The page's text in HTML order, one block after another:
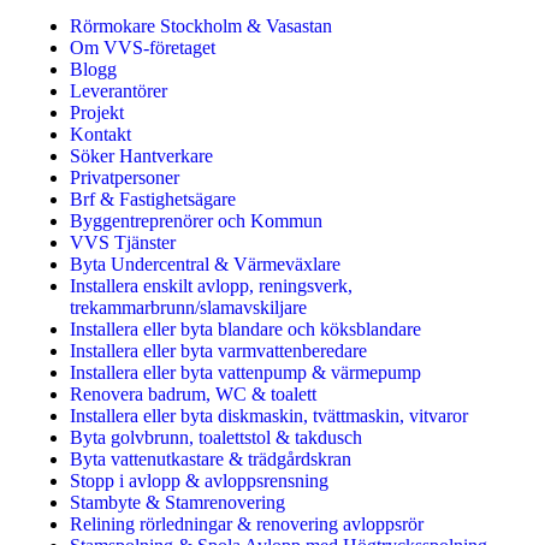
Rörmokare Stockholm & Vasastan
Om VVS-företaget
Blogg
Leverantörer
Projekt
Kontakt
Söker Hantverkare
Privatpersoner
Brf & Fastighetsägare
Byggentreprenörer och Kommun
VVS Tjänster
Byta Undercentral & Värmeväxlare
Installera enskilt avlopp, reningsverk,
trekammarbrunn/slamavskiljare
Installera eller byta blandare och köksblandare
Installera eller byta varmvattenberedare
Installera eller byta vattenpump & värmepump
Renovera badrum, WC & toalett
Installera eller byta diskmaskin, tvättmaskin, vitvaror
Byta golvbrunn, toalettstol & takdusch
Byta vattenutkastare & trädgårdskran
Stopp i avlopp & avloppsrensning
Stambyte & Stamrenovering
Relining rörledningar & renovering avloppsrör